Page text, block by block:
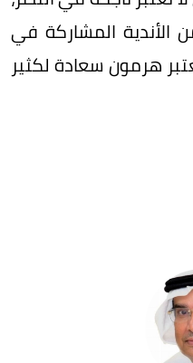
المشاركة في
هرمون سعادة لكثير